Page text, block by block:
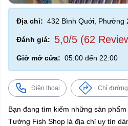
Địa chỉ: 432 Bình Quới, Phường
Đánh giá: 5,0/5 (62
Giờ mở cửa: 05:00 đến 22:00
Điện thoại Chỉ đường
Bạn đang tìm kiếm những sản
Tường Fish Shop là địa chỉ uy tín